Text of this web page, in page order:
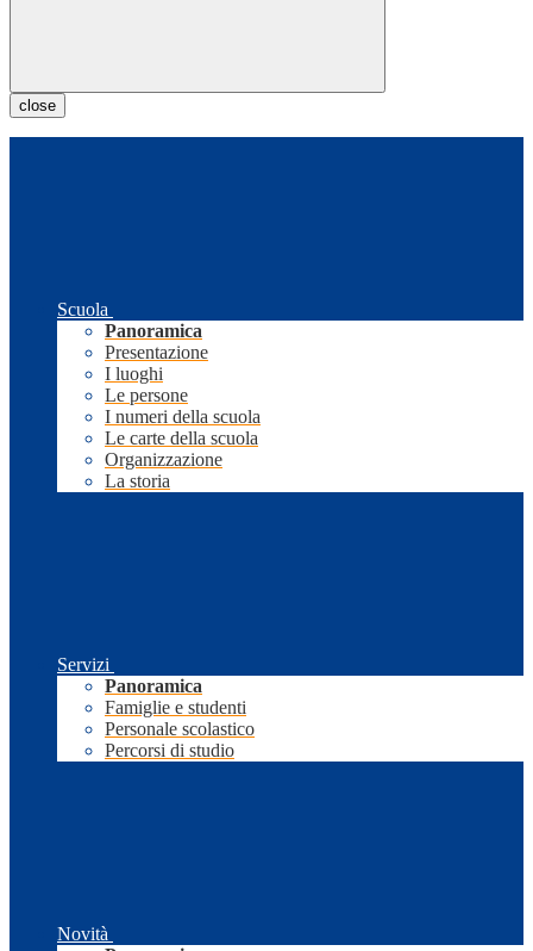
close
Scuola
Panoramica
Presentazione
I luoghi
Le persone
I numeri della scuola
Le carte della scuola
Organizzazione
La storia
Servizi
Panoramica
Famiglie e studenti
Personale scolastico
Percorsi di studio
Novità